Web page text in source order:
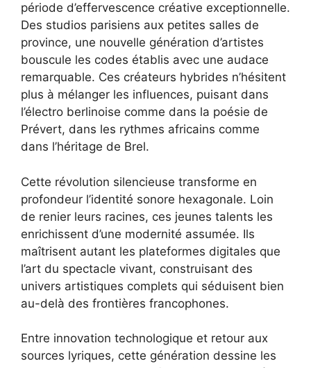
période d’effervescence créative exceptionnelle.
Des studios parisiens aux petites salles de
province, une nouvelle génération d’artistes
bouscule les codes établis avec une audace
remarquable. Ces créateurs hybrides n’hésitent
plus à mélanger les influences, puisant dans
l’électro berlinoise comme dans la poésie de
Prévert, dans les rythmes africains comme
dans l’héritage de Brel.
Cette révolution silencieuse transforme en
profondeur l’identité sonore hexagonale. Loin
de renier leurs racines, ces jeunes talents les
enrichissent d’une modernité assumée. Ils
maîtrisent autant les plateformes digitales que
l’art du spectacle vivant, construisant des
univers artistiques complets qui séduisent bien
au-delà des frontières francophones.
Entre innovation technologique et retour aux
sources lyriques, cette génération dessine les